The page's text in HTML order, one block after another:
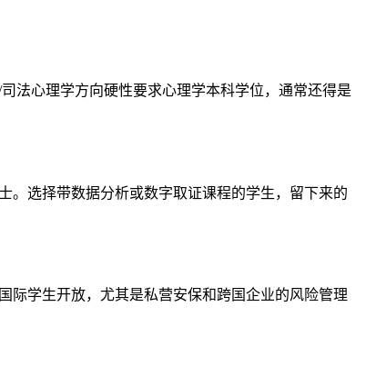
法心理学方向硬性要求心理学本科学位，通常还得是
。选择带数据分析或数字取证课程的学生，留下来的
际学生开放，尤其是私营安保和跨国企业的风险管理